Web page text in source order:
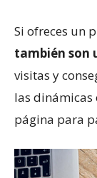
Si ofreces un
también son
visitas y
las dinámicas
página para